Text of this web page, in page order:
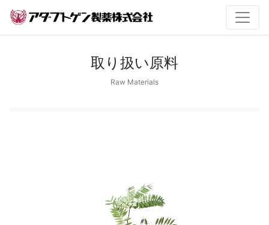
取り扱い原料
Raw Materials